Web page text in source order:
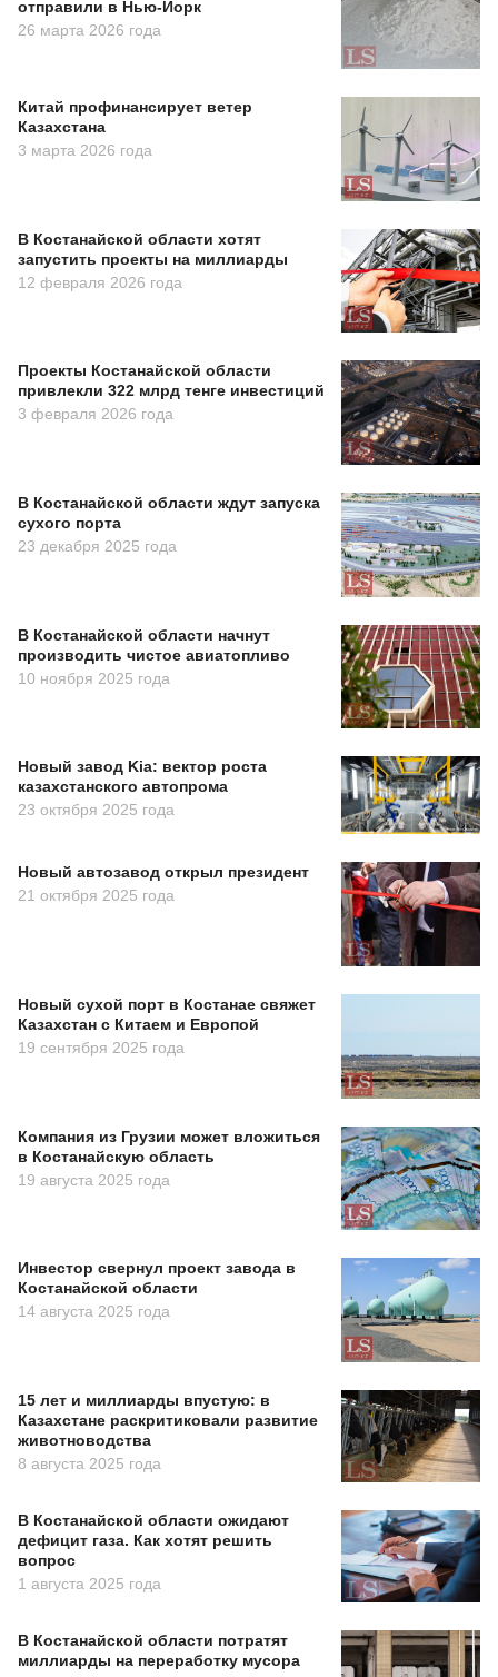
отправили в Нью-Йорк
26 марта 2026 года
Китай профинансирует ветер
Казахстана
3 марта 2026 года
В Костанайской области хотят
запустить проекты на миллиарды
12 февраля 2026 года
Проекты Костанайской области
привлекли 322 млрд тенге инвестиций
3 февраля 2026 года
В Костанайской области ждут запуска
сухого порта
23 декабря 2025 года
В Костанайской области начнут
производить чистое авиатопливо
10 ноября 2025 года
Новый завод Kia: вектор роста
казахстанского автопрома
23 октября 2025 года
Новый автозавод открыл президент
21 октября 2025 года
Новый сухой порт в Костанае свяжет
Казахстан с Китаем и Европой
19 сентября 2025 года
Компания из Грузии может вложиться
в Костанайскую область
19 августа 2025 года
Инвестор свернул проект завода в
Костанайской области
14 августа 2025 года
15 лет и миллиарды впустую: в
Казахстане раскритиковали развитие
животноводства
8 августа 2025 года
В Костанайской области ожидают
дефицит газа. Как хотят решить
вопрос
1 августа 2025 года
В Костанайской области потратят
миллиарды на переработку мусора